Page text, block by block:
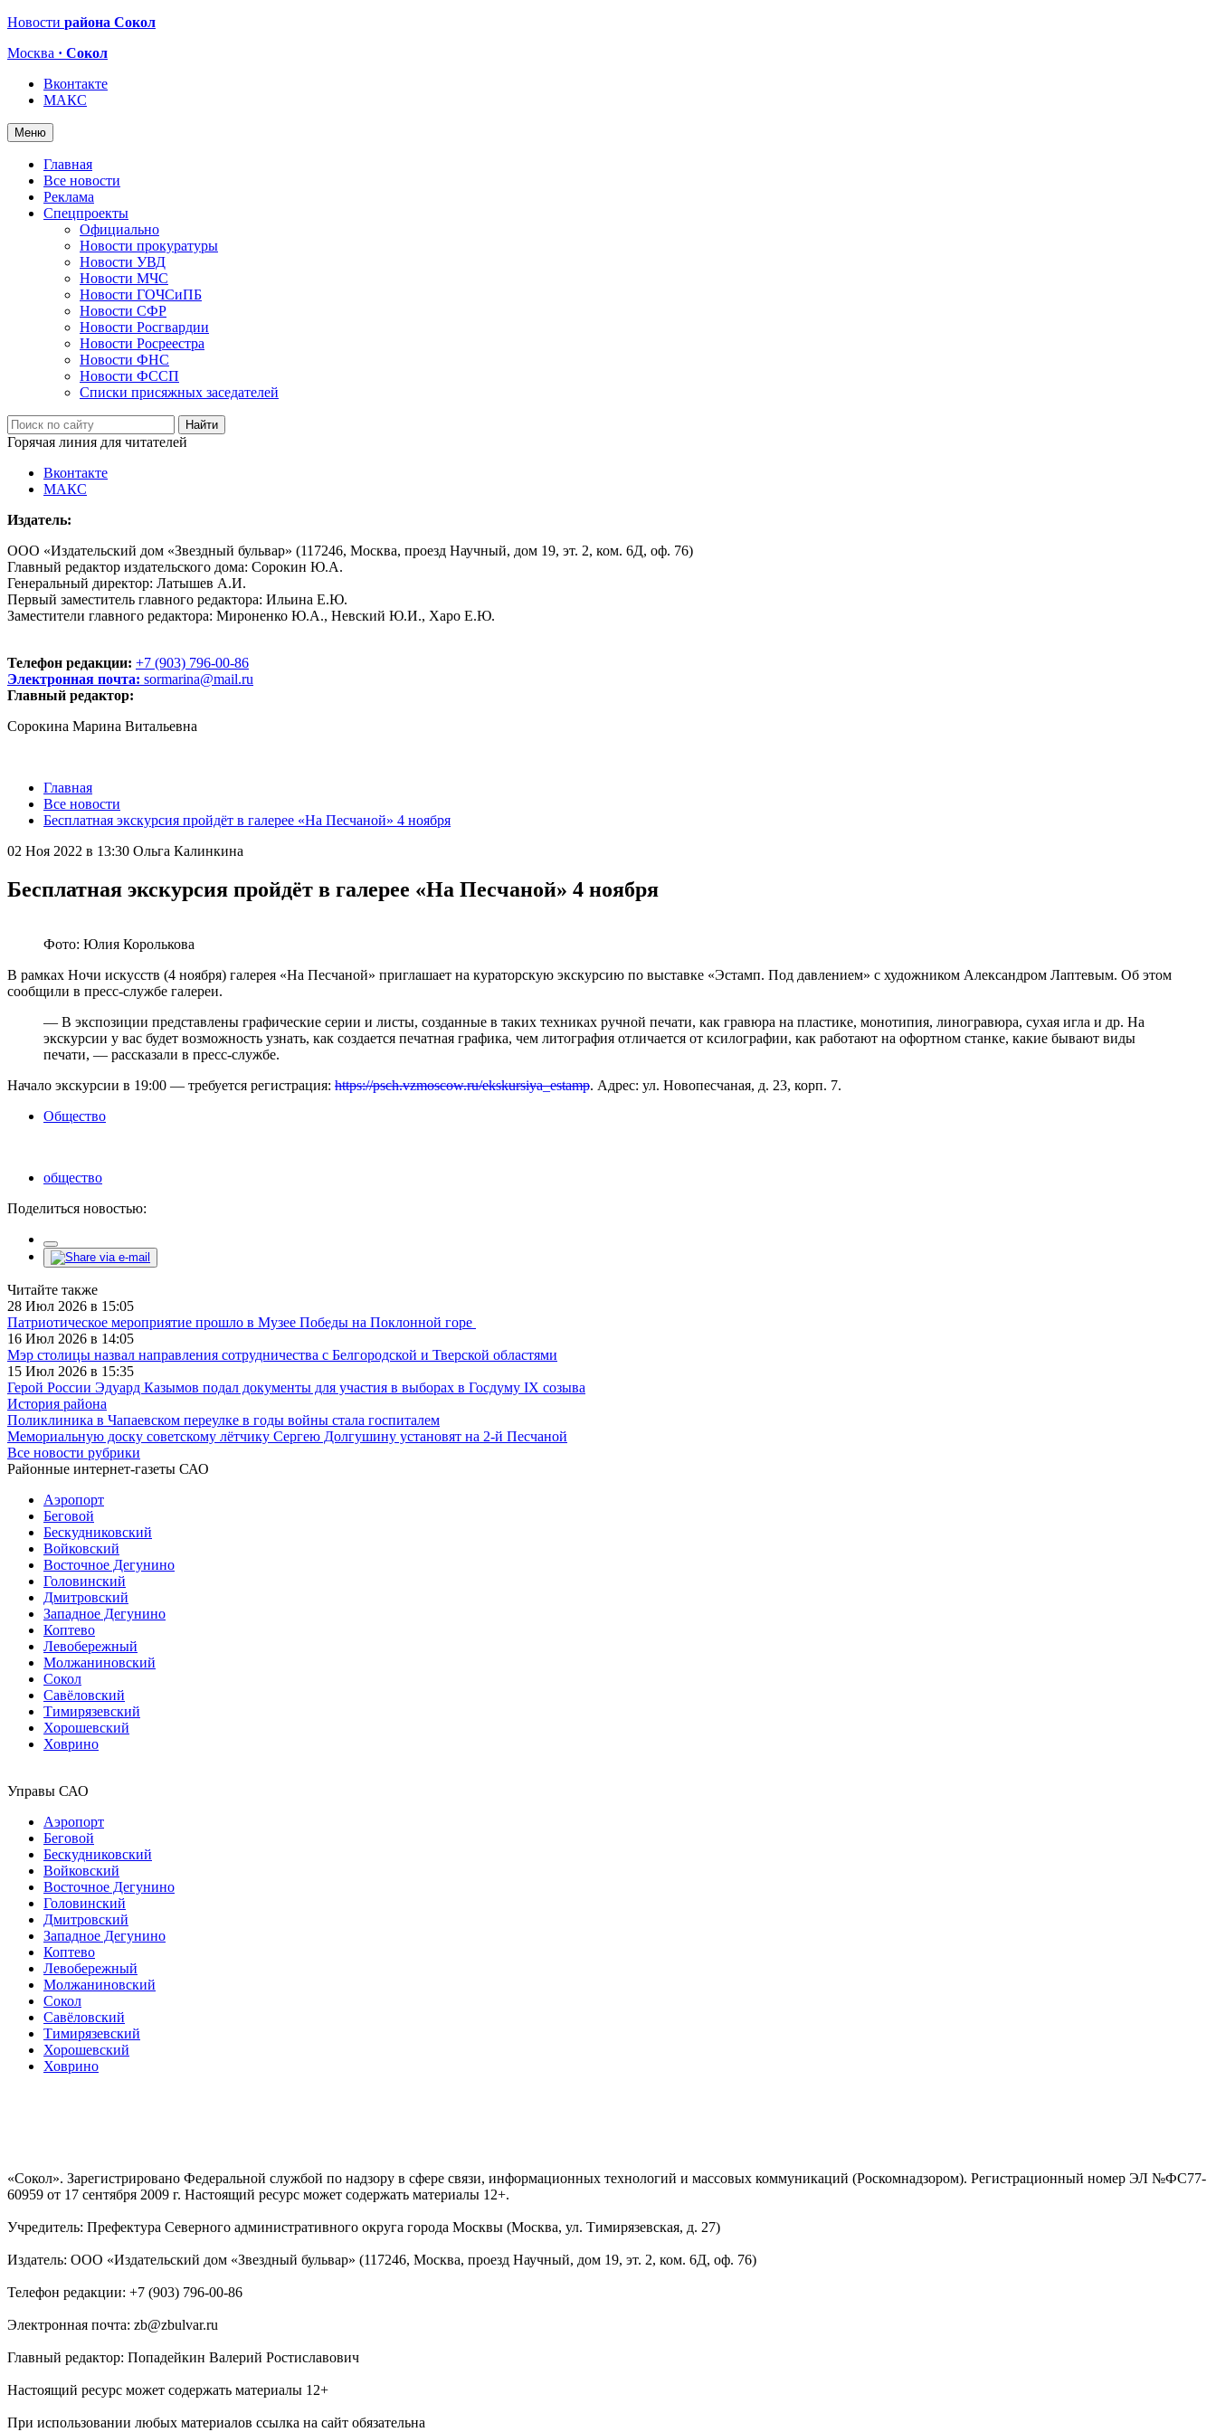
Новости района Сокол
Москва · Сокол
Вконтакте
МАКС
Меню
Главная
Все новости
Реклама
Спецпроекты
Официально
Новости прокуратуры
Новости УВД
Новости МЧС
Новости ГОЧСиПБ
Новости СФР
Новости Росгвардии
Новости Росреестра
Новости ФНС
Новости ФССП
Списки присяжных заседателей
Горячая линия для читателей
Вконтакте
МАКС
Издатель:
ООО «Издательский дом «Звездный бульвар» (117246, Москва, проезд Научный, дом 19, эт. 2, ком. 6Д, оф. 76)
Главный редактор издательского дома: Сорокин Ю.А.
Генеральный директор: Латышев А.И.
Первый заместитель главного редактора: Ильина Е.Ю.
Заместители главного редактора: Мироненко Ю.А., Невский Ю.И., Харо Е.Ю.
Телефон редакции: +7 (903) 796-00-86
Электронная почта: sormarina@mail.ru
Главный редактор:
Сорокина Марина Витальевна
Главная
Все новости
Бесплатная экскурсия пройдёт в галерее «На Песчаной» 4 ноября
02 Ноя 2022 в 13:30 Ольга Калинкина
Бесплатная экскурсия пройдёт в галерее «На Песчаной» 4 ноября
Фото: Юлия Королькова
В рамках Ночи искусств (4 ноября) галерея «На Песчаной» приглашает на кураторскую экскурсию по выставке «Эстамп. Под давлением» с художником Александром Лаптевым. Об этом
сообщили в пресс-службе галереи.
— В экспозиции представлены графические серии и листы, созданные в таких техниках ручной печати, как гравюра на пластике, монотипия, линогравюра, сухая игла и др. На
экскурсии у вас будет возможность узнать, как создается печатная графика, чем литография отличается от ксилографии, как работают на офортном станке, какие бывают виды
печати, — рассказали в пресс-службе.
Начало экскурсии в 19:00 — требуется регистрация: https://psch.vzmoscow.ru/ekskursiya_estamp. Адрес: ул. Новопесчаная, д. 23, корп. 7.
Общество
общество
Поделиться новостью:
Читайте также
28 Июл 2026 в 15:05
Патриотическое мероприятие прошло в Музее Победы на Поклонной горе
16 Июл 2026 в 14:05
Мэр столицы назвал направления сотрудничества с Белгородской и Тверской областями
15 Июл 2026 в 15:35
Герой России Эдуард Казымов подал документы для участия в выборах в Госдуму IX созыва
История района
Поликлиника в Чапаевском переулке в годы войны стала госпиталем
Мемориальную доску советскому лётчику Сергею Долгушину установят на 2-й Песчаной
Все новости рубрики
Районные интернет-газеты САО
Аэропорт
Беговой
Бескудниковский
Войковский
Восточное Дегунино
Головинский
Дмитровский
Западное Дегунино
Коптево
Левобережный
Молжаниновский
Сокол
Савёловский
Тимирязевский
Хорошевский
Ховрино
Управы САО
Аэропорт
Беговой
Бескудниковский
Войковский
Восточное Дегунино
Головинский
Дмитровский
Западное Дегунино
Коптево
Левобережный
Молжаниновский
Сокол
Савёловский
Тимирязевский
Хорошевский
Ховрино
«Сокол». Зарегистрировано Федеральной службой по надзору в сфере связи, информационных технологий и массовых коммуникаций (Роскомнадзором). Регистрационный номер ЭЛ №ФС77-
60959 от 17 сентября 2009 г. Настоящий ресурс может содержать материалы 12+.
Учредитель: Префектура Северного административного округа города Москвы (Москва, ул. Тимирязевская, д. 27)
Издатель: ООО «Издательский дом «Звездный бульвар» (117246, Москва, проезд Научный, дом 19, эт. 2, ком. 6Д, оф. 76)
Телефон редакции: +7 (903) 796-00-86
Электронная почта: zb@zbulvar.ru
Главный редактор: Попадейкин Валерий Ростиславович
Настоящий ресурс может содержать материалы 12+
При использовании любых материалов ссылка на сайт обязательна